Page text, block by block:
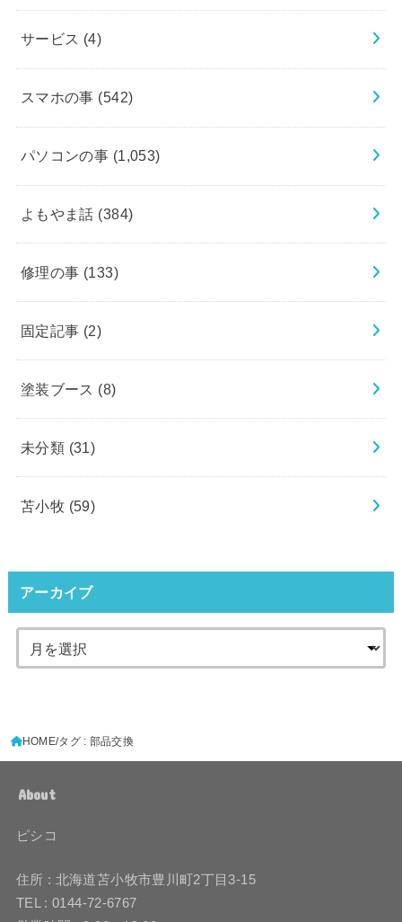
サービス (4)
スマホの事 (542)
パソコンの事 (1,053)
よもやま話 (384)
修理の事 (133)
固定記事 (2)
塗装ブース (8)
未分類 (31)
苫小牧 (59)
アーカイブ
HOME タグ : 部品交換
About
ピシコ
住所 : 北海道苫小牧市豊川町2丁目3-15
TEL : 0144-72-6767